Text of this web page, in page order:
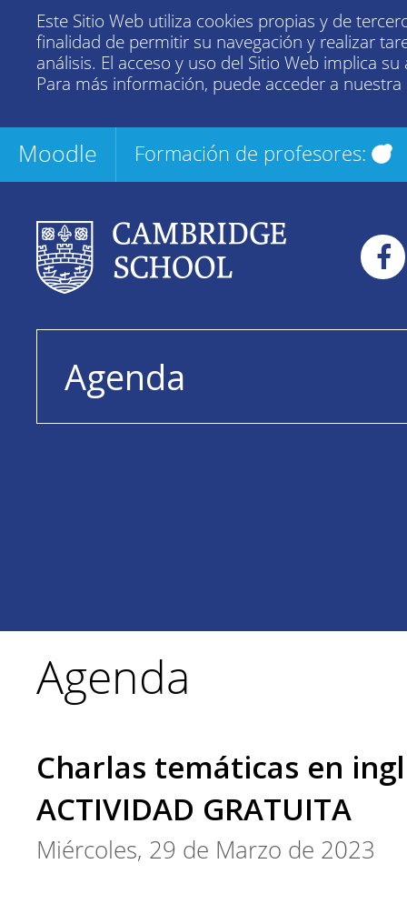
Este Sitio Web utiliza cookies propias y de
finalidad de permitir su navegación y realizar
análisis. El acceso y uso del Sitio Web implica su
Para más información, puede acceder a nuestra
Moodle Formación de profesores:
Agenda
Agenda
Charlas temáticas en
ACTIVIDAD GRATUITA
Miércoles, 29 de Marzo de 2023